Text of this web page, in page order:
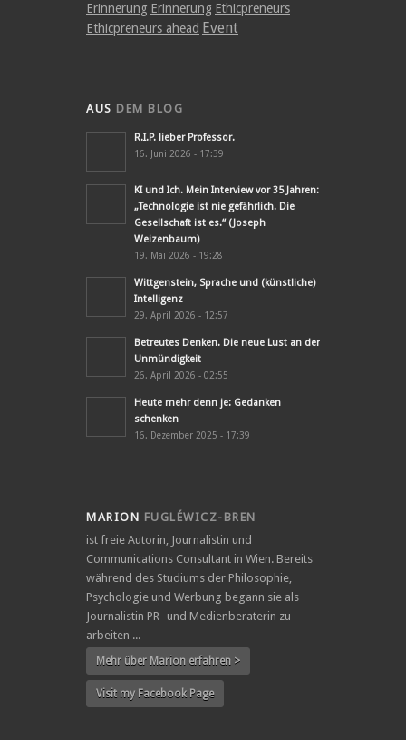
Erinnerung Erinnerung Ethicpreneurs
Ethicpreneurs ahead Event
AUS DEM BLOG
R.I.P. lieber Professor.
16. Juni 2026 - 17:39
KI und Ich. Mein Interview vor 35 Jahren:
„Technologie ist nie gefährlich. Die
Gesellschaft ist es.“ (Joseph
Weizenbaum)
19. Mai 2026 - 19:28
Wittgenstein, Sprache und (künstliche)
Intelligenz
29. April 2026 - 12:57
Betreutes Denken. Die neue Lust an der
Unmündigkeit
26. April 2026 - 02:55
Heute mehr denn je: Gedanken
schenken
16. Dezember 2025 - 17:39
MARION FUGLÉWICZ-BREN
ist freie Autorin, Journalistin und
Communications Consultant in Wien. Bereits
während des Studiums der Philosophie,
Psychologie und Werbung begann sie als
Journalistin PR- und Medienberaterin zu
arbeiten ...
Mehr über Marion erfahren >
Visit my Facebook Page